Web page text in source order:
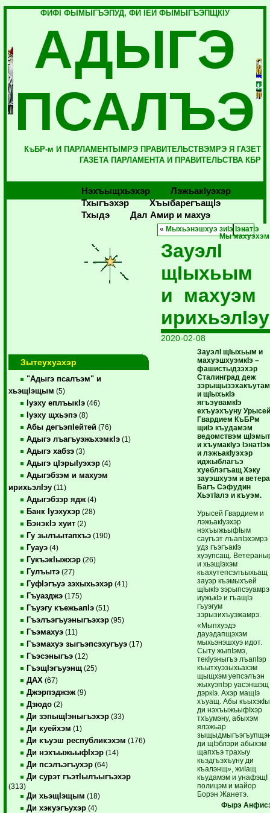
ФИФI ФЫМЫГЪЭПУД, ФИ IЕЙ ФЫМЫГЪЭПЩКIУ
АДЫГЭ
ПСАЛЪЭ
КъБР-м И ПАРЛАМЕНТЫМРЭ ПРАВИТЕЛЬСТВЭМРЭ Я ГАЗЕТ
ГАЗЕТА ПАРЛАМЕНТА И ПРАВИТЕЛЬСТВА КБР
Нэхъыщхьэхэр
Лэжьакlуэхэр
Тхыгъэхэр
Хъыбарегъащlэ
Тхыдэ
Дал Амир и махуэ
Зытеухуахэр
"Адыгэ псалъэм" и
хьэщIэщым (5)
Iуэху еплъыкIэ (46)
Iуэху щхьэпэ (8)
Абы дегъэпIейтей (76)
Адыгэ лъагъуэжьхэмкIэ (1)
Адыгэ хабзэ (3)
Адыгэ цIэрыIуэхэр (4)
Адыгэбзэм и махуэм
ирихьэлIэу (11)
Адыгэбзэр ядж (4)
Банк Iуэхухэр (28)
БэнэкIэ хуит (2)
Гу зылъытапхъэ (190)
Гуауэ (4)
ГукъэкIыжхэр (26)
Гулъытэ (27)
ГуфIэгъуэ зэхыхьэхэр (41)
Гъуазджэ (175)
Гъуэгу къежьапIэ (51)
Гъэлъэгъуэныгъэхэр (95)
Гъэмахуэ (11)
Гъэмахуэ зыгъэпсэхугъуэ (17)
Гъэсэныгъэ (12)
ГъэщIэгъуэнщ (25)
ДАХ (67)
Джэрпэджэж (9)
Дзюдо (2)
Ди зэпыщIэныгъэхэр (33)
Ди куейхэм (1)
Ди къуэш республикэхэм (176)
Ди нэхъыжьыфIхэр (14)
Ди псэлъэгъухэр (64)
Ди сурэт гъэтIылъыгъэхэр
(313)
Ди хьэщIэщым (18)
Ди хэкуэгъухэр (4)
« Мыхьэнэшхуэ зиIэ IэнатIэ
Мы махуэхэм
ЗауэлI
щIыхьым
и махуэм
ирихьэлIэу
2020-02-08
ЗауэлI щIыхьым и
махуэшхуэмкIэ –
фашистыдзэхэр
Сталинград деж
зэрыщызэхакъутам
и щIыхькIэ
ягъэувамкIэ
ехъуэхъуну
Гвардием КъБРм
щиIэ къудамэм
ведомствэм
и хъумакIуэ
и лэжьакIуэхэр
иджыблагъэ
хуеблэгъащ Хэку
зауэшхуэм и
Багъ Сэфудин
ХьэтIалэ и къуэм.
Урысей Гвардием и
лэжьакIуэхэр
нэхъыжьыфIым
саугъэт лъапIэхэмрэ
удз гъэгъакIэ
хуэупсащ.
и хьэщIэхэм
къахутепсэлъыхьащ
зауэр къэмыхъей
щIыкIэ зэрыпсэуамрэ
иужькIэ и гъащIэ
гъуэгум
зэрызихъуэжамрэ.
«Мыпхуэдэ
дауэдапщэхэм
мыхьэнэшхуэ идот.
Сыту жыпIэмэ,
текIуэныгъэ лъапIэр
къытхуэзыхьахэм
щыщхэм уепсэлъэн
жыхуэпIэр уасэншэщ
дэркIэ. Ахэр мащIэ
хъуащ. Абы
ди нэхъыжьыфIхэр
тхъумэну, абыхэм
ялэжьар
ди щIэблэри абыхэм
щапхъэ трахыу
къэдгъэхъуну ди
къалэнщ», жиIащ
къудамэм и унафэщI
полицэм и майор
Борэн Жанетэ.
Фырэ